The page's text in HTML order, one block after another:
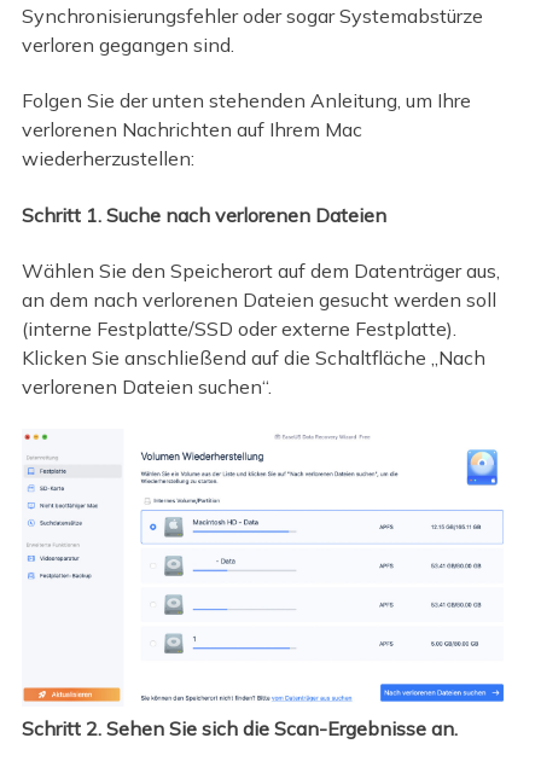
Synchronisierungsfehler oder sogar Systemabstürze
verloren gegangen sind.
Folgen Sie der unten stehenden Anleitung, um Ihre
verlorenen Nachrichten auf Ihrem Mac
wiederherzustellen:
Schritt 1. Suche nach verlorenen Dateien
Wählen Sie den Speicherort auf dem Datenträger aus,
an dem nach verlorenen Dateien gesucht werden soll
(interne Festplatte/SSD oder externe Festplatte).
Klicken Sie anschließend auf die Schaltfläche „Nach
verlorenen Dateien suchen“.
Schritt 2. Sehen Sie sich die Scan-Ergebnisse an.